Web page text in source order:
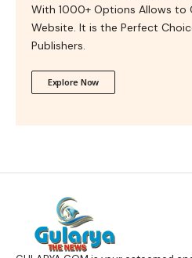
With 1000+ Options Allows to
Website. It is the Perfect
Publishers.
Explore Now